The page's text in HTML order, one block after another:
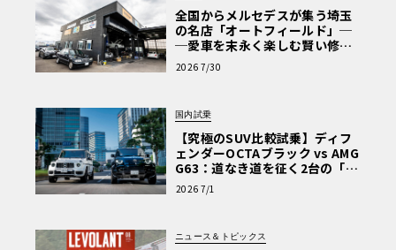
全国からメルセデスが集う埼玉
の名店「オートフィールド」─
─愛車を末永く楽しむ賢い修理
術と、プロがフックス製オイル
を選ぶ理由〈PR〉
2026 7/30
国内試乗
【究極のSUV比較試乗】ディフ
ェンダーOCTAブラック vs AMG
G63：道なき道を征く2台の「対
極的アプローチ」
2026 7/1
ニュース＆トピックス